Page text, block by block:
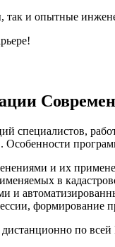
и опытные
специалистов,
Особенности
и их
в
и
формирование
по